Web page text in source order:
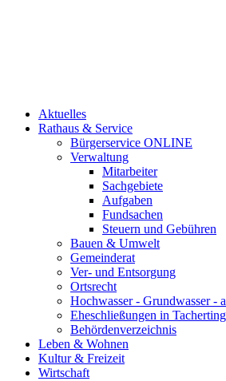
Aktuelles
Rathaus & Service
Bürgerservice ONLINE
Verwaltung
Mitarbeiter
Sachgebiete
Aufgaben
Fundsachen
Steuern und Gebühren
Bauen & Umwelt
Gemeinderat
Ver- und Entsorgung
Ortsrecht
Hochwasser - Grundwasser -
Eheschließungen in Tacherting
Behördenverzeichnis
Leben & Wohnen
Kultur & Freizeit
Wirtschaft